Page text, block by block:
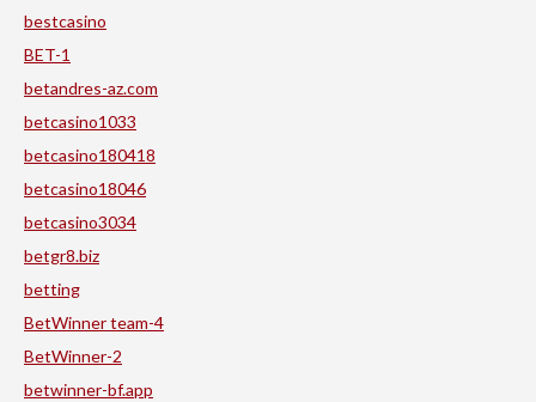
bestcasino
BET-1
betandres-az.com
betcasino1033
betcasino180418
betcasino18046
betcasino3034
betgr8.biz
betting
BetWinner team-4
BetWinner-2
betwinner-bf.app